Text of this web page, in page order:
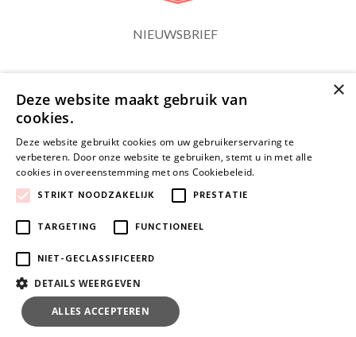
NIEUWSBRIEF
© 2026 www.clips.be | Powered by
×
Deze website maakt gebruik van
cookies.
Deze website gebruikt cookies om uw gebruikerservaring te
verbeteren. Door onze website te gebruiken, stemt u in met alle
cookies in overeenstemming met ons Cookiebeleid.
STRIKT NOODZAKELIJK
PRESTATIE
TARGETING
FUNCTIONEEL
NIET-GECLASSIFICEERD
DETAILS WEERGEVEN
ALLES ACCEPTEREN